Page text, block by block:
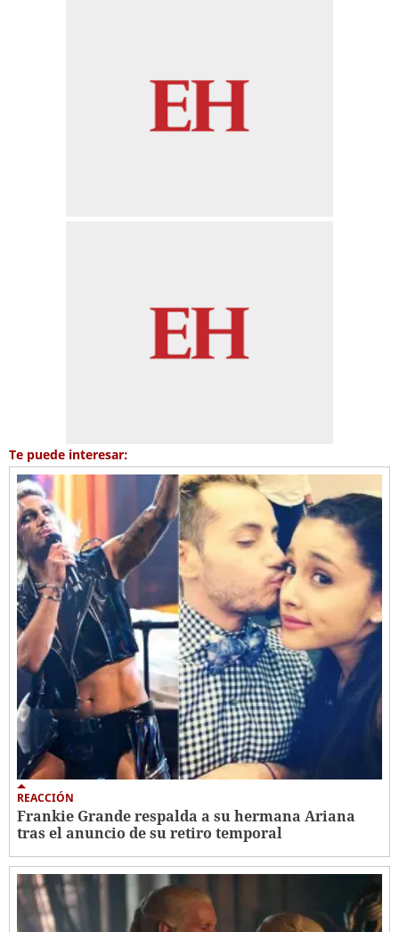
Te puede interesar:
REACCIÓN
Frankie Grande respalda a su hermana Ariana
tras el anuncio de su retiro temporal